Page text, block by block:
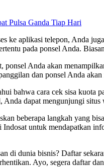
Pulsa Ganda Tiap Hari
ke aplikasi telepon, Anda
pada ponsel Anda.
ponsel Anda akan
dan ponsel Anda
bahwa cara cek sisa kuota
Anda dapat mengunjungi
beberapa langkah yang
untuk mendapatkan
di dunia bisnis? Daftar
Ayo, segera daftar